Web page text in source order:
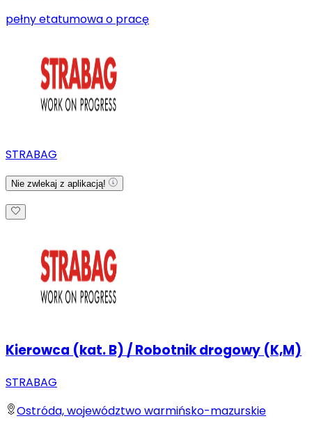
pełny etatumowa o pracę
STRABAG
Nie zwlekaj z aplikacją!
Kierowca (kat. B) / Robotnik drogowy (K,M)
STRABAG
Ostróda, województwo warmińsko-mazurskie